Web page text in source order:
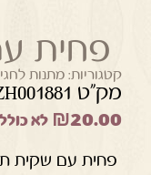
פחית
קטגוריות: מתנות
מק"ט ZH001881
₪20.00 לא
פחית עם שקית